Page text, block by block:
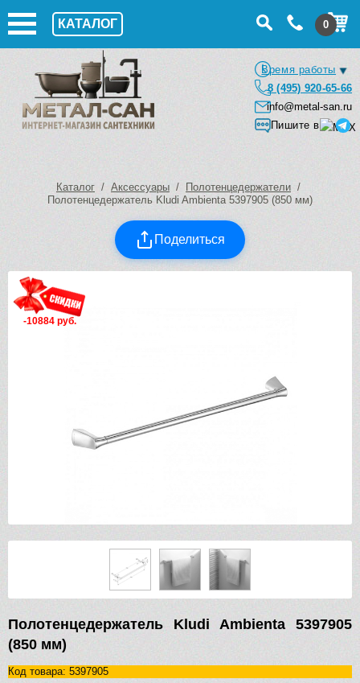
КАТАЛОГ 0
Время работы
8 (495) 920-65-66
info@metal-san.ru
Пишите в
Каталог / Аксессуары / Полотенцедержатели /
Полотенцедержатель Kludi Ambienta 5397905 (850 мм)
Поделиться
-10884 руб.
Полотенцедержатель Kludi Ambienta 5397905
(850 мм)
Код товара: 5397905